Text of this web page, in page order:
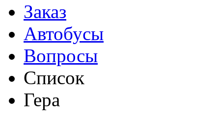
Заказ
Автобусы
Вопросы
Список
Гера